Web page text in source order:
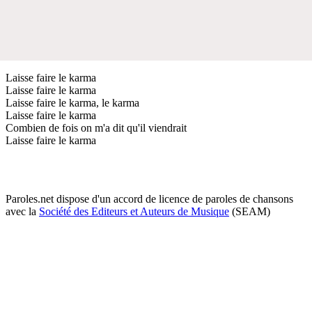
Laisse faire le karma
Laisse faire le karma
Laisse faire le karma, le karma
Laisse faire le karma
Combien de fois on m'a dit qu'il viendrait
Laisse faire le karma
Paroles.net dispose d'un accord de licence de paroles de chansons
avec la Société des Editeurs et Auteurs de Musique (SEAM)